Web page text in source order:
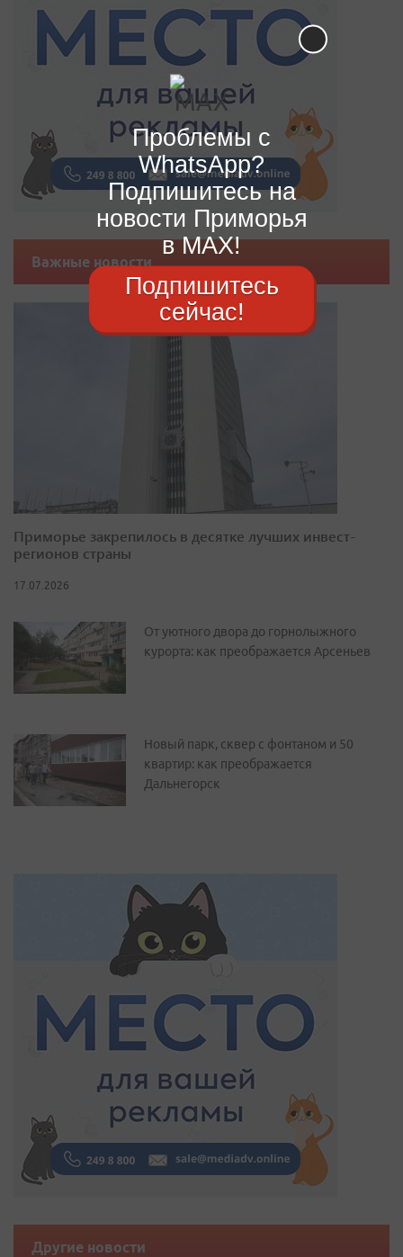
Важные новости
Приморье закрепилось в десятке лучших инвест-
регионов страны
17.07.2026
От уютного двора до горнолыжного
курорта: как преображается Арсеньев
Новый парк, сквер с фонтаном и 50
квартир: как преображается
Дальнегорск
Другие новости
Проблемы с
WhatsApp?
Подпишитесь на
новости Приморья
в MAX!
Подпишитесь
сейчас!